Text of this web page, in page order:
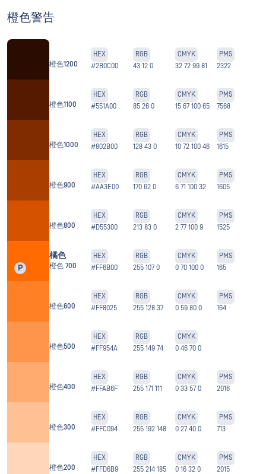
橙色警告
橙色1200
HEX
#2B0C00
RGB
43 12 0
CMYK
32 72 99 81
PMS
2322
橙色1100
HEX
#551A00
RGB
85 26 0
CMYK
15 67 100 65
PMS
7568
橙色1000
HEX
#802B00
RGB
128 43 0
CMYK
10 72 100 46
PMS
1615
橙色900
HEX
#AA3E00
RGB
170 62 0
CMYK
6 71 100 32
PMS
1605
橙色800
HEX
#D55300
RGB
213 83 0
CMYK
2 77 100 9
PMS
1525
P
橘色
橙色 700
HEX
#FF6B00
RGB
255 107 0
CMYK
0 70 100 0
PMS
165
橙色600
HEX
#FF8025
RGB
255 128 37
CMYK
0 59 80 0
PMS
164
橙色500
HEX
#FF954A
RGB
255 149 74
CMYK
0 46 70 0
橙色400
HEX
#FFAB6F
RGB
255 171 111
CMYK
0 33 57 0
PMS
2016
橙色300
HEX
#FFC094
RGB
255 192 148
CMYK
0 27 40 0
PMS
713
橙色200
HEX
#FFD6B9
RGB
255 214 185
CMYK
0 16 32 0
PMS
2015